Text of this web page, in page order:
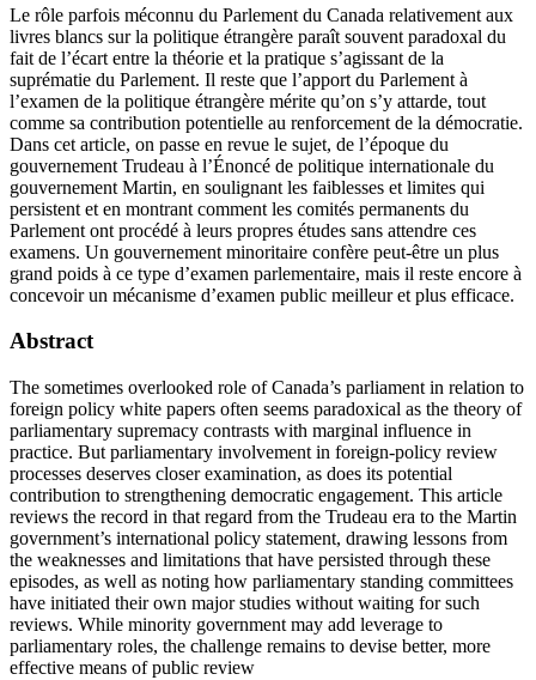
Le rôle parfois méconnu du Parlement du Canada relativement aux
livres blancs sur la politique étrangère paraît souvent paradoxal du
fait de l’écart entre la théorie et la pratique s’agissant de la
suprématie du Parlement. Il reste que l’apport du Parlement à
l’examen de la politique étrangère mérite qu’on s’y attarde, tout
comme sa contribution potentielle au renforcement de la démocratie.
Dans cet article, on passe en revue le sujet, de l’époque du
gouvernement Trudeau à l’Énoncé de politique internationale du
gouvernement Martin, en soulignant les faiblesses et limites qui
persistent et en montrant comment les comités permanents du
Parlement ont procédé à leurs propres études sans attendre ces
examens. Un gouvernement minoritaire confère peut-être un plus
grand poids à ce type d’examen parlementaire, mais il reste encore à
concevoir un mécanisme d’examen public meilleur et plus efficace.
Abstract
The sometimes overlooked role of Canada’s parliament in relation to
foreign policy white papers often seems paradoxical as the theory of
parliamentary supremacy contrasts with marginal influence in
practice. But parliamentary involvement in foreign-policy review
processes deserves closer examination, as does its potential
contribution to strengthening democratic engagement. This article
reviews the record in that regard from the Trudeau era to the Martin
government’s international policy statement, drawing lessons from
the weaknesses and limitations that have persisted through these
episodes, as well as noting how parliamentary standing committees
have initiated their own major studies without waiting for such
reviews. While minority government may add leverage to
parliamentary roles, the challenge remains to devise better, more
effective means of public review